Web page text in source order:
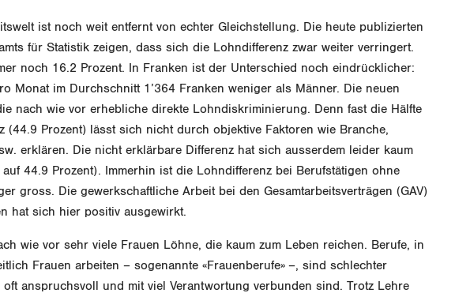
ist noch weit entfernt von echter Gleichstellung. Die heute publizierten
für Statistik zeigen, dass sich die Lohndifferenz zwar weiter verringert.
noch 16.2 Prozent. In Franken ist der Unterschied noch eindrücklicher:
Monat im Durchschnitt 1’364 Franken weniger als Männer. Die neuen
nach wie vor erhebliche direkte Lohndiskriminierung. Denn fast die Hälfte
(44.9 Prozent) lässt sich nicht durch objektive Faktoren wie Branche,
erklären. Die nicht erklärbare Differenz hat sich ausserdem leider kaum
44.9 Prozent). Immerhin ist die Lohndifferenz bei Berufstätigen ohne
gross. Die gewerkschaftliche Arbeit bei den Gesamtarbeitsverträgen (GAV)
hat sich hier positiv ausgewirkt.
wie vor sehr viele Frauen Löhne, die kaum zum Leben reichen. Berufe, in
Frauen arbeiten – sogenannte «Frauenberufe» –, sind schlechter
oft anspruchsvoll und mit viel Verantwortung verbunden sind. Trotz Lehre